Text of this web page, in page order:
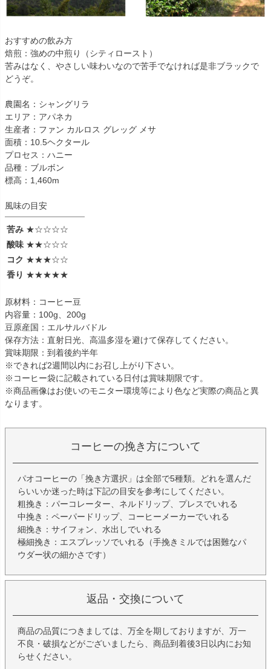
おすすめの飲み方
焙煎：強めの中煎り（シティロースト）
苦みはなく、やさしい味わいなので苦手でなければ是非ブラックで
どうぞ。
農園名：シャングリラ
エリア：アパネカ
生産者：ファン カルロス グレッグ メサ
面積：10.5ヘクタール
プロセス：ハニー
品種：ブルボン
標高：1,460m
風味の目安
苦み ★☆☆☆☆
酸味 ★★☆☆☆
コク ★★★☆☆
香り ★★★★★
原材料：コーヒー豆
内容量：100g、200g
豆原産国：エルサルバドル
保存方法：直射日光、高温多湿を避けて保存してください。
賞味期限：到着後約半年
※できれば2週間以内にお召し上がり下さい。
※コーヒー袋に記載されている日付は賞味期限です。
※商品画像はお使いのモニター環境等により色など実際の商品と異
なります。
コーヒーの挽き方について
パオコーヒーの「挽き方選択」は全部で5種類。どれを選んだ
らいいか迷った時は下記の目安を参考にしてください。
粗挽き：パーコレーター、ネルドリップ、プレスでいれる
中挽き：ペーパードリップ、コーヒーメーカーでいれる
細挽き：サイフォン、水出しでいれる
極細挽き：エスプレッソでいれる（手挽きミルでは困難なパ
ウダー状の細かさです）
返品・交換について
商品の品質につきましては、万全を期しておりますが、万一
不良・破損などがございましたら、商品到着後3日以内にお知
らせください。